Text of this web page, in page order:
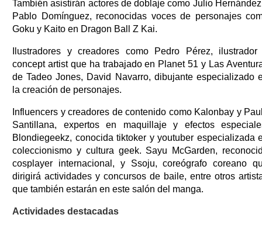
También asistirán actores de doblaje como Julio
Pablo Domínguez, reconocidas voces de personajes
Goku y Kaito en Dragon Ball Z Kai.
Ilustradores y creadores como Pedro Pérez,
concept artist que ha trabajado en Planet 51 y Las
de Tadeo Jones, David Navarro, dibujante especializado
la creación de personajes.
Influencers y creadores de contenido como Kalonbay y
Santillana, expertos en maquillaje y efectos
Blondiegeekz, conocida tiktoker y youtuber especializada
coleccionismo y cultura geek. Sayu McGarden,
cosplayer internacional, y Ssoju, coreógrafo coreano
dirigirá actividades y concursos de baile, entre otros
que también estarán en este salón del manga.
Actividades destacadas